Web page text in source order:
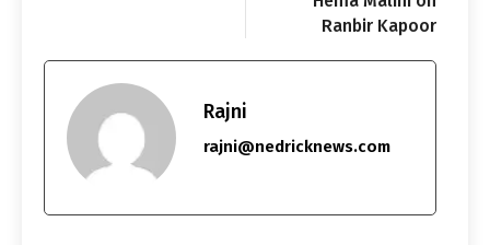
Ranbir Kapoor
Rajni
rajni@nedricknews.com